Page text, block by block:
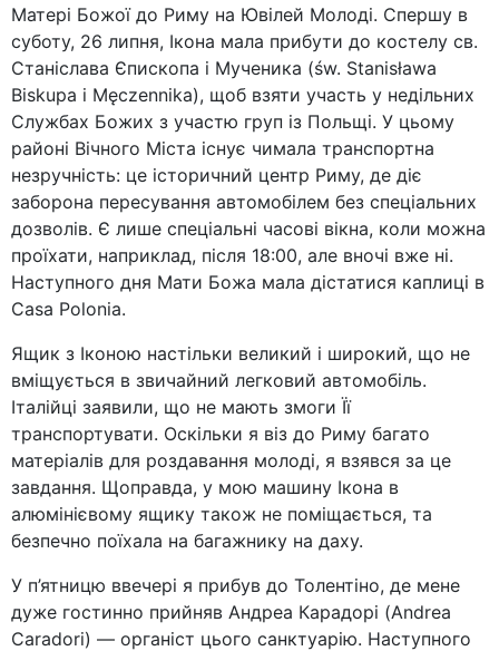
Матері Божої до Риму на Ювілей Молоді. Спершу в
суботу, 26 липня, Ікона мала прибути до костелу св.
Станіслава Єпископа і Мученика (św. Stanisława
Biskupa i Męczennika), щоб взяти участь у недільних
Службах Божих з участю груп із Польщі. У цьому
районі Вічного Міста існує чимала транспортна
незручність: це історичний центр Риму, де діє
заборона пересування автомобілем без спеціальних
дозволів. Є лише спеціальні часові вікна, коли можна
проїхати, наприклад, після 18:00, але вночі вже ні.
Наступного дня Мати Божа мала дістатися каплиці в
Casa Polonia.
Ящик з Іконою настільки великий і широкий, що не
вміщується в звичайний легковий автомобіль.
Італійці заявили, що не мають змоги Її
транспортувати. Оскільки я віз до Риму багато
матеріалів для роздавання молоді, я взявся за це
завдання. Щоправда, у мою машину Ікона в
алюмінієвому ящику також не поміщається, та
безпечно поїхала на багажнику на даху.
У п’ятницю ввечері я прибув до Толентіно, де мене
дуже гостинно прийняв Андреа Карадорі (Andrea
Caradori) — органіст цього санктуарію. Наступного